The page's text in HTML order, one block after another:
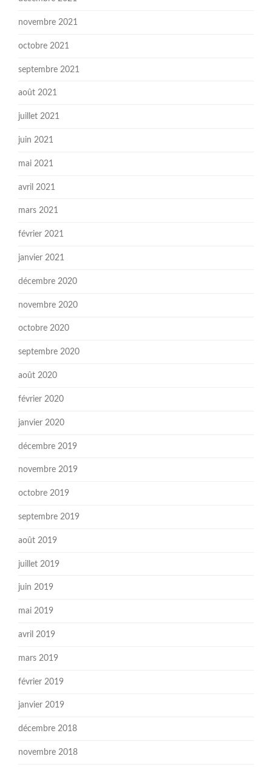
novembre 2021
octobre 2021
septembre 2021
août 2021
juillet 2021
juin 2021
mai 2021
avril 2021
mars 2021
février 2021
janvier 2021
décembre 2020
novembre 2020
octobre 2020
septembre 2020
août 2020
février 2020
janvier 2020
décembre 2019
novembre 2019
octobre 2019
septembre 2019
août 2019
juillet 2019
juin 2019
mai 2019
avril 2019
mars 2019
février 2019
janvier 2019
décembre 2018
novembre 2018